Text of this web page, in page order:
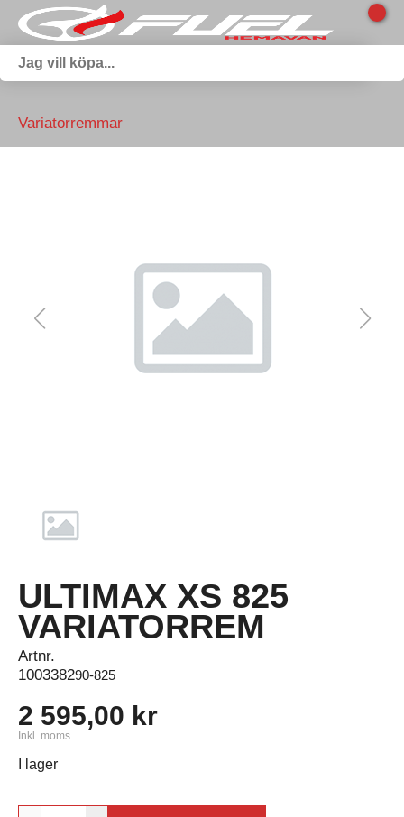
Variatorremmar
ULTIMAX XS 825
VARIATORREM
Artnr.
100338290-825
2 595,00 kr
Inkl. moms
I lager